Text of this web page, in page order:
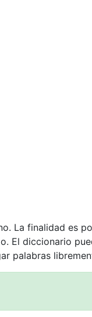
La finalidad es
El diccionario
palabras